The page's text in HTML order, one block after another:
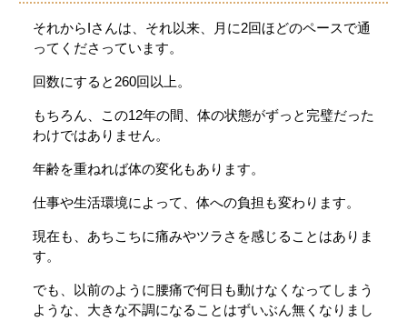
それからIさんは、それ以来、月に2回ほどのペースで通
ってくださっています。
回数にすると260回以上。
もちろん、この12年の間、体の状態がずっと完璧だった
わけではありません。
年齢を重ねれば体の変化もあります。
仕事や生活環境によって、体への負担も変わります。
現在も、あちこちに痛みやツラさを感じることはありま
す。
でも、以前のように腰痛で何日も動けなくなってしまう
ような、大きな不調になることはずいぶん無くなりまし